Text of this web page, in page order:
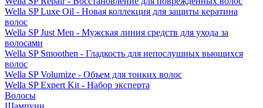
Wella SP Luxe Oil - Новая коллекция для защиты кератина
волос
Wella SP Just Men - Мужская линия средств для ухода за
волосами
Wella SP Smoothen - Гладкость для непослушных вьющихся
волос
Wella SP Volumize - Объем для тонких волос
Wella SP Expert Kit - Набор эксперта
Волосы
Шампуни